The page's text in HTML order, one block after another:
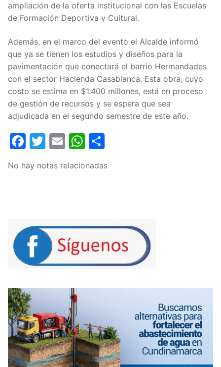
ampliación de la oferta institucional con las Escuelas
de Formación Deportiva y Cultural.
Además, en el marco del evento el Alcalde informó
que ya se tienen los estudios y diseños para la
pavimentación que conectará el barrio Hermandades
con el sector Hacienda Casablanca. Esta obra, cuyo
costo se estima en $1.400 millones, está en proceso
de gestión de recursos y se espera que sea
adjudicada en el segundo semestre de este año.
Facebook
Twitter
EmailWhatsApp
No hay notas relacionadas